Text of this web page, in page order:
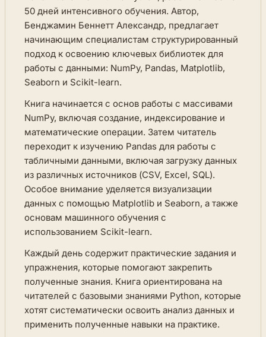
50 дней интенсивного обучения. Автор,
Бенджамин Беннетт Александр, предлагает
начинающим специалистам структурированный
подход к освоению ключевых библиотек для
работы с данными: NumPy, Pandas, Matplotlib,
Seaborn и Scikit-learn.
Книга начинается с основ работы с массивами
NumPy, включая создание, индексирование и
математические операции. Затем читатель
переходит к изучению Pandas для работы с
табличными данными, включая загрузку данных
из различных источников (CSV, Excel, SQL).
Особое внимание уделяется визуализации
данных с помощью Matplotlib и Seaborn, а также
основам машинного обучения с
использованием Scikit-learn.
Каждый день содержит практические задания и
упражнения, которые помогают закрепить
полученные знания. Книга ориентирована на
читателей с базовыми знаниями Python, которые
хотят систематически освоить анализ данных и
применить полученные навыки на практике.